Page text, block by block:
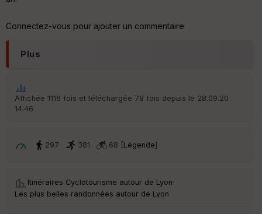
Connectez-vous pour ajouter un commentaire
Plus
Affichée 1116 fois et téléchargée 78 fois depuis le 28.09.20
14:46
297 381 68 [ Légende]
Itinéraires Cyclotourisme autour de Lyon·
Les plus belles randonnées autour de Lyon